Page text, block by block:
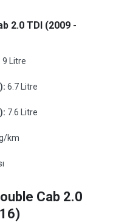
2.0 TDI (2009 -
9 Litre
6.7 Litre
7.6 Litre
km
Cab 2.0